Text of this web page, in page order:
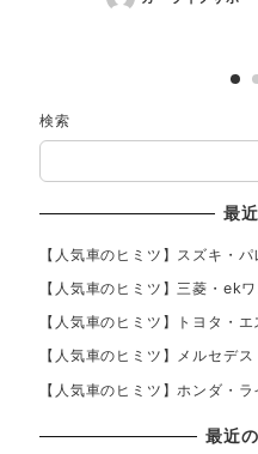
検索
最
【人気車のヒミツ】スズキ・
【人気車のヒミツ】三菱・ek
【人気車のヒミツ】トヨタ・
【人気車のヒミツ】メルセデ
【人気車のヒミツ】ホンダ・
最近